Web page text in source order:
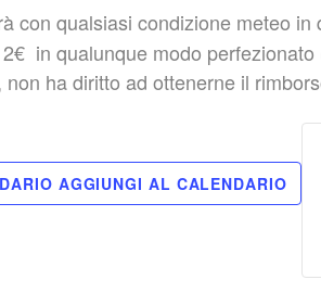
con qualsiasi condizione meteo
in qualunque modo
ha diritto ad ottenerne il